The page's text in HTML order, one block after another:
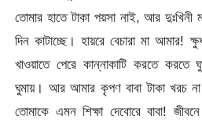
তোমার হাতে টাকা পয়সা নাই, আর দুঃখিনী
দিন কাটাচ্ছে। হায়রে বেচারা মা আমার!
খাওয়াতে পেরে কান্নাকাটি করতে করতে
ঘুমায়। আর আমার কৃপণ বাবা টাকা খরচ না
তোমাকে এমন শিক্ষা দেবোরে বাবা!